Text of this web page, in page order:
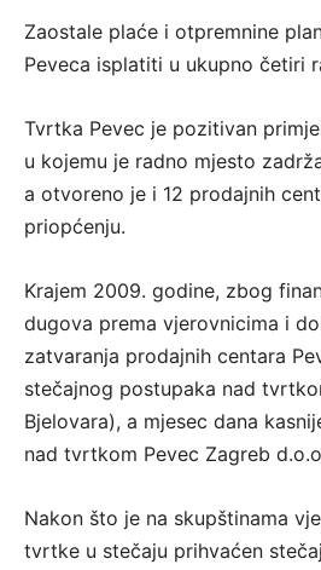
Zaostale plaće i otpremnine
Peveca isplatiti u ukupno četiri
Tvrtka Pevec je pozitivan
u kojemu je radno mjesto
a otvoreno je i 12 prodajnih
priopćenju.
Krajem 2009. godine, zbog
dugova prema vjerovnicima i
zatvaranja prodajnih centara
stečajnog postupaka nad
Bjelovara), a mjesec dana
nad tvrtkom Pevec Zagreb
Nakon što je na skupštinama
tvrtke u stečaju prihvaćen